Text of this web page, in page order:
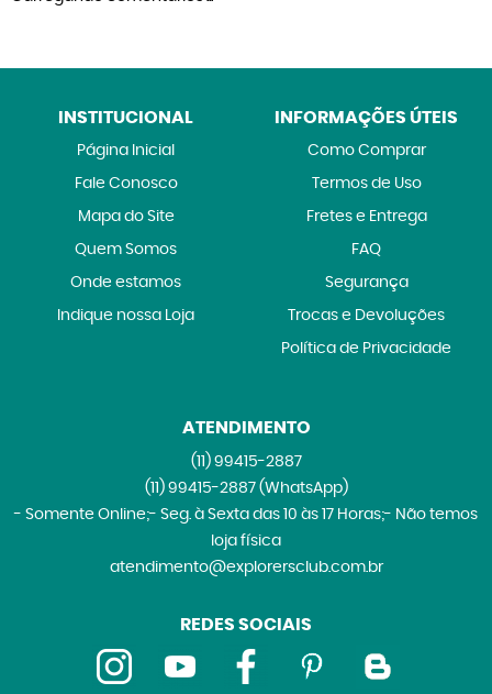
INSTITUCIONAL
Página Inicial
Fale Conosco
Mapa do Site
Quem Somos
Onde estamos
Indique nossa Loja
INFORMAÇÕES ÚTEIS
Como Comprar
Termos de Uso
Fretes e Entrega
FAQ
Segurança
Trocas e Devoluções
Política de Privacidade
ATENDIMENTO
(11)99415-2887
(11)99415-2887 (WhatsApp)
- Somente Online;- Seg. à Sexta das 10 às 17 Horas;- Não temos
loja física
atendimento@explorersclub.com.br
REDES SOCIAIS